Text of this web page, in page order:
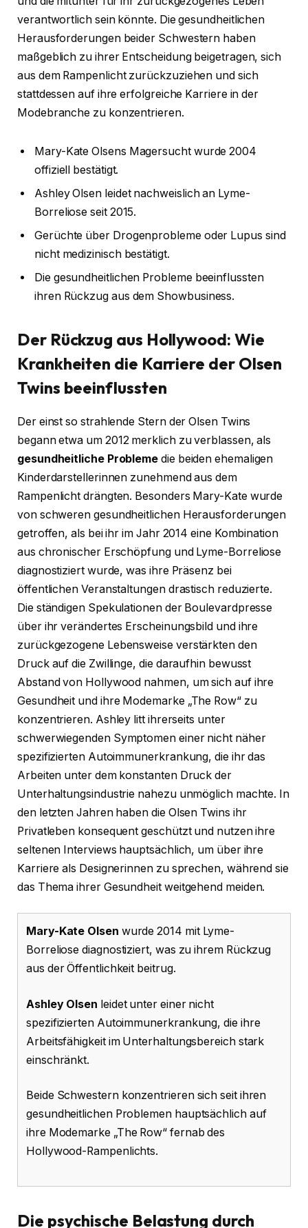
verantwortlich sein könnte. Die gesundheitlichen
Herausforderungen beider Schwestern haben
maßgeblich zu ihrer Entscheidung beigetragen, sich
aus dem Rampenlicht zurückzuziehen und sich
stattdessen auf ihre erfolgreiche Karriere in der
Modebranche zu konzentrieren.
Mary-Kate Olsens Magersucht wurde 2004
offiziell bestätigt.
Ashley Olsen leidet nachweislich an Lyme-
Borreliose seit 2015.
Gerüchte über Drogenprobleme oder Lupus sind
nicht medizinisch bestätigt.
Die gesundheitlichen Probleme beeinflussten
ihren Rückzug aus dem Showbusiness.
Der Rückzug aus Hollywood: Wie
Krankheiten die Karriere der Olsen
Twins beeinflussten
Der einst so strahlende Stern der Olsen Twins
begann etwa um 2012 merklich zu verblassen, als
gesundheitliche Probleme die beiden ehemaligen
Kinderdarstellerinnen zunehmend aus dem
Rampenlicht drängten. Besonders Mary-Kate wurde
von schweren gesundheitlichen Herausforderungen
getroffen, als bei ihr im Jahr 2014 eine Kombination
aus chronischer Erschöpfung und Lyme-Borreliose
diagnostiziert wurde, was ihre Präsenz bei
öffentlichen Veranstaltungen drastisch reduzierte.
Die ständigen Spekulationen der Boulevardpresse
über ihr verändertes Erscheinungsbild und ihre
zurückgezogene Lebensweise verstärkten den
Druck auf die Zwillinge, die daraufhin bewusst
Abstand von Hollywood nahmen, um sich auf ihre
Gesundheit und ihre Modemarke „The Row“ zu
konzentrieren. Ashley litt ihrerseits unter
schwerwiegenden Symptomen einer nicht näher
spezifizierten Autoimmunerkrankung, die ihr das
Arbeiten unter dem konstanten Druck der
Unterhaltungsindustrie nahezu unmöglich machte. In
den letzten Jahren haben die Olsen Twins ihr
Privatleben konsequent geschützt und nutzen ihre
seltenen Interviews hauptsächlich, um über ihre
Karriere als Designerinnen zu sprechen, während sie
das Thema ihrer Gesundheit weitgehend meiden.
Mary-Kate Olsen wurde 2014 mit Lyme-
Borreliose diagnostiziert, was zu ihrem Rückzug
aus der Öffentlichkeit beitrug.
Ashley Olsen leidet unter einer nicht
spezifizierten Autoimmunerkrankung, die ihre
Arbeitsfähigkeit im Unterhaltungsbereich stark
einschränkt.
Beide Schwestern konzentrieren sich seit ihren
gesundheitlichen Problemen hauptsächlich auf
ihre Modemarke „The Row“ fernab des
Hollywood-Rampenlichts.
Die psychische Belastung durch